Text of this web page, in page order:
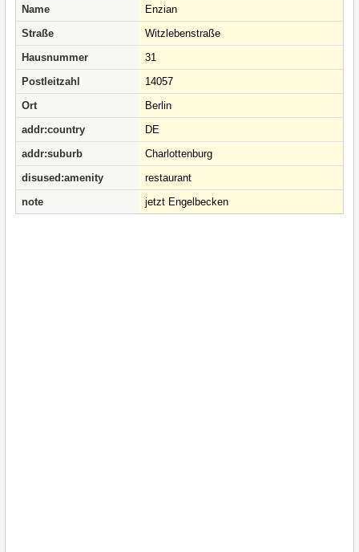
Name
Enzian
Straße
Witzlebenstraße
Hausnummer
31
Postleitzahl
14057
Ort
Berlin
addr:country
DE
addr:suburb
Charlottenburg
disused:amenity
restaurant
note
jetzt Engelbecken